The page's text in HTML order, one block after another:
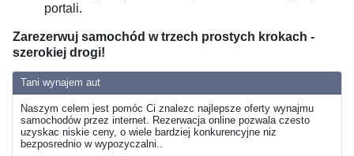
Tani wynajem aut
Naszym celem jest pomóc Ci znalezc najlepsze oferty wynajmu
samochodów przez internet. Rezerwacja online pozwala czesto
uzyskac niskie ceny, o wiele bardziej konkurencyjne niz
bezposrednio w wypozyczalni..
portali.
Zarezerwuj samochód w trzech prostych krokach -
szerokiej drogi!